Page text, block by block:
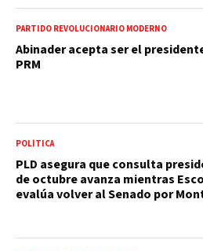
PARTIDO REVOLUCIONARIO MODERNO
Abinader acepta ser el
PRM
POLÍTICA
PLD asegura que consulta
de octubre avanza mientras
evalúa volver al Senado por